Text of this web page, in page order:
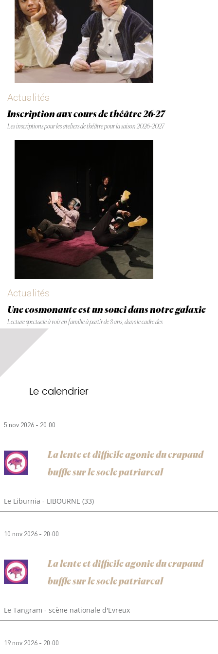
Actualités
Inscription aux cours de théâtre 26-27
Les inscriptions pour les ateliers de théâtre pour la saison 2026-2027
Actualités
Une cosmonaute est un souci dans notre galaxie
Lecture spectacle à voir en famille à partir de 8 ans, dans le cadre des
Le calendrier
5 nov 2026 - 20:00
La lente et difficile agonie du crapaud
buffle sur le socle patriarcal
Le Liburnia - LIBOURNE (33)
10 nov 2026 - 20:00
La lente et difficile agonie du crapaud
buffle sur le socle patriarcal
Le Tangram - scène nationale d'Evreux
19 nov 2026 - 20:00